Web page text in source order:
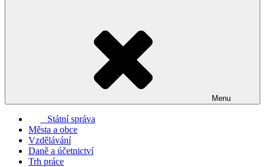
Menu
Státní správa
Města a obce
Vzdělávání
Daně a účetnictví
Trh práce